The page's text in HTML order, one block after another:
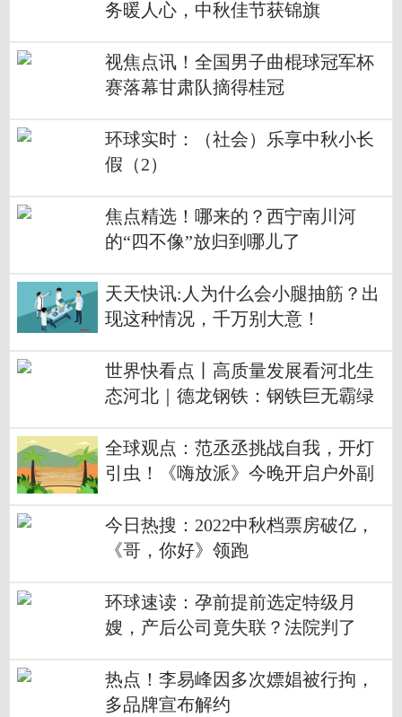
务暖人心，中秋佳节获锦旗
视焦点讯！全国男子曲棍球冠军杯
赛落幕甘肃队摘得桂冠
环球实时：（社会）乐享中秋小长
假（2）
焦点精选！哪来的？西宁南川河
的“四不像”放归到哪儿了
天天快讯:人为什么会小腿抽筋？出
现这种情况，千万别大意！
世界快看点丨高质量发展看河北生
态河北｜德龙钢铁：钢铁巨无霸绿
全球观点：范丞丞挑战自我，开灯
引虫！《嗨放派》今晚开启户外副
今日热搜：2022中秋档票房破亿，
《哥，你好》领跑
环球速读：孕前提前选定特级月
嫂，产后公司竟失联？法院判了
热点！李易峰因多次嫖娼被行拘，
多品牌宣布解约